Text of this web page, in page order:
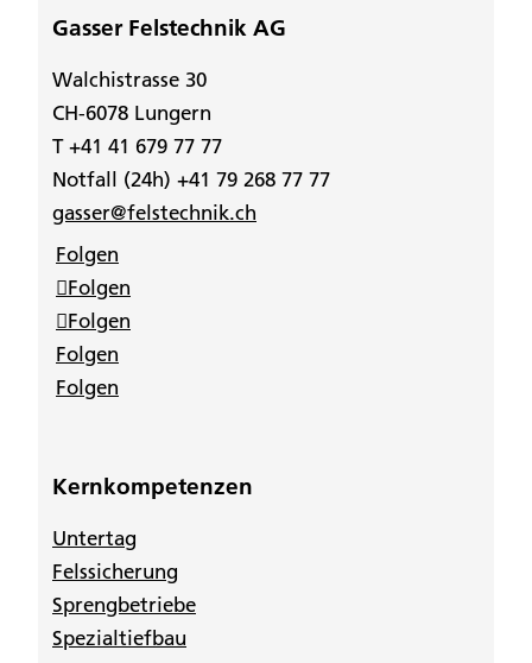
Gasser Felstechnik AG
Walchistrasse 30
CH-6078 Lungern
T +41 41 679 77 77
Notfall (24h) +41 79 268 77 77
gasser@felstechnik.ch
Folgen
Folgen
Folgen
Folgen
Folgen
Kernkompetenzen
Untertag
Felssicherung
Sprengbetriebe
Spezialtiefbau